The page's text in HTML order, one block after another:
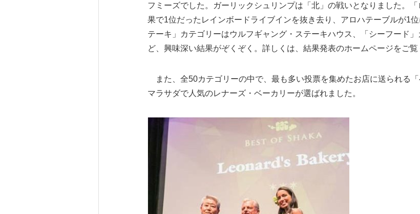
フミーズでした。ガーリックシュリンプは「北」の戦いとなりました。
果で1位だったレインボードライブインを抜き去り、アロハテーブルが1
テーキ」カテゴリーはウルフギャング・ステーキハウス、「シーフード
ど、興味深い結果がぞくぞく。詳しくは、結果発表のホームページをご覧
また、全50カテゴリーの中で、最も多い投票を集めたお店に送られる「
マラサダで人気のレナーズ・ベーカリーが選ばれました。